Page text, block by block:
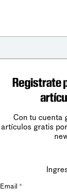
Registrate
Con tu cuenta
artículos gratis
Email *